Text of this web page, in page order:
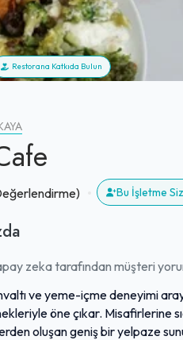
Restorana Katkıda Bulun
Bu İşletme
zeka tarafından müşteri
ve yeme-içme deneyimi
öne çıkar. Misafirlerine
oluşan geniş bir yelpaze